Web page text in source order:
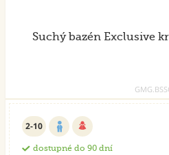
Suchý bazén Exclusive
2-10
dostupné do 90 dní